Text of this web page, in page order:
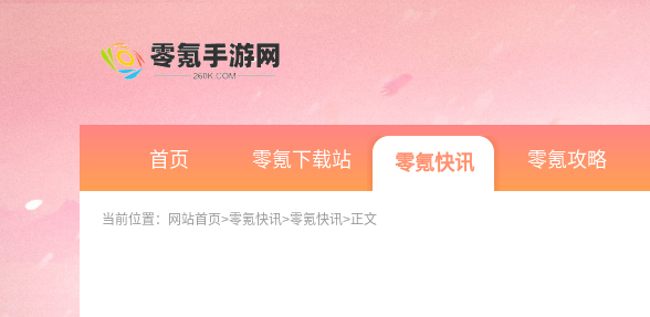
首页 零氪下载站 零氪快讯 零氪攻略
当前位置： 网站首页>零氪快讯>零氪快讯>正文